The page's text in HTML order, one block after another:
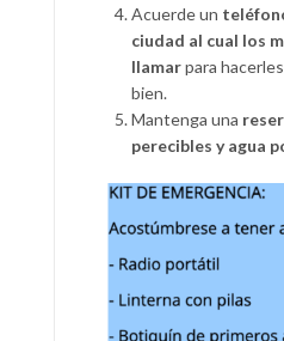
Acuerde un
ciudad al cual los
llamarpara
bien.
Mantenga una
perecibles y agua